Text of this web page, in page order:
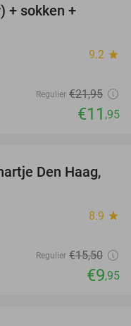
+ sokken +
9.2 star
Regulier €21,95
€11 ,95
36%
Den Haag,
8.9 star
Regulier €15,50
€9,95